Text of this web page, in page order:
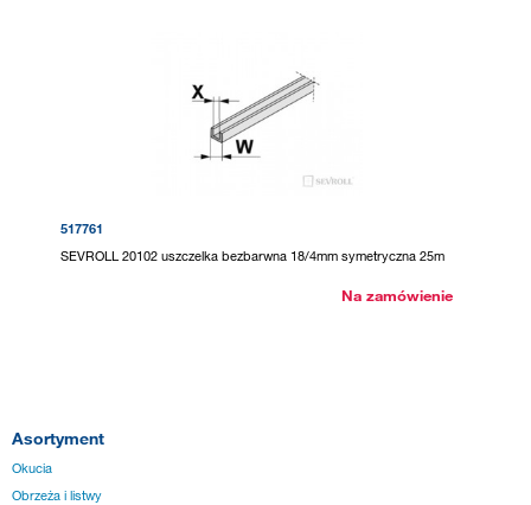
517761
SEVROLL 20102 uszczelka bezbarwna 18/4mm symetryczna 25m
Na zamówienie
Asortyment
Okucia
Obrzeża i listwy